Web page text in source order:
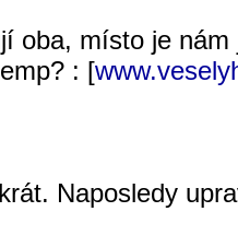
oba, místo je
: [
Naposledy